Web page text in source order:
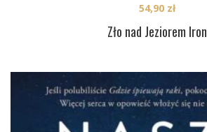
Zło nad Jeziorem Iron
54,90 zł